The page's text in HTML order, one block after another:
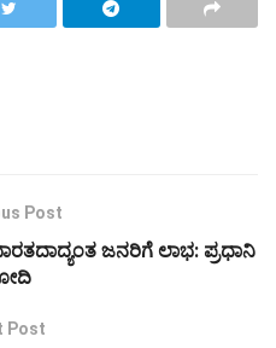
Post
ಜನರಿಗೆ ಲಾಭ: ಪ್ರಧಾನಿ
Post